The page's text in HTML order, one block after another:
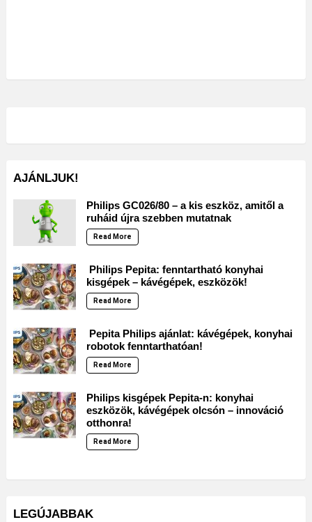
AJÁNLJUK!
Philips GC026/80 – a kis eszköz, amitől a
ruháid újra szebben mutatnak
Read More
Philips Pepita: fenntartható konyhai
kisgépek – kávégépek, eszközök!
Read More
Pepita Philips ajánlat: kávégépek, konyhai
robotok fenntarthatóan!
Read More
Philips kisgépek Pepita-n: konyhai
eszközök, kávégépek olcsón – innováció
otthonra!
Read More
LEGÚJABBAK